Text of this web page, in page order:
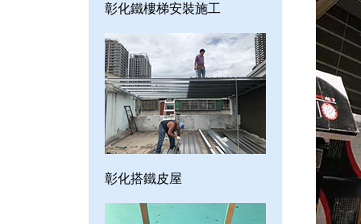
彰化鐵樓梯安裝施工
彰化搭鐵皮屋